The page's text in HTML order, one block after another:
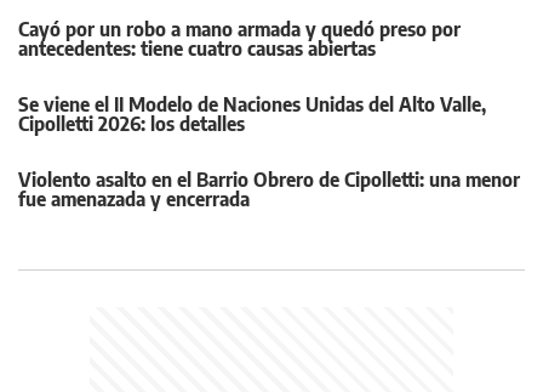
Cayó por un robo a mano armada y quedó preso por
antecedentes: tiene cuatro causas abiertas
Se viene el II Modelo de Naciones Unidas del Alto Valle,
Cipolletti 2026: los detalles
Violento asalto en el Barrio Obrero de Cipolletti: una menor
fue amenazada y encerrada